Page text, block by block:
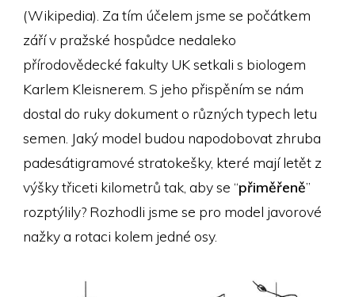
(Wikipedia). Za tím účelem jsme se počátkem
září v pražské hospůdce nedaleko
přírodovědecké fakulty UK setkali s biologem
Karlem Kleisnerem. S jeho přispěním se nám
dostal do ruky dokument o různých typech letu
semen. Jaký model budou napodobovat zhruba
padesátigramové stratokešky, které mají letět z
výšky třiceti kilometrů tak, aby se “přiměřeně”
rozptýlily? Rozhodli jsme se pro model javorové
nažky a rotaci kolem jedné osy.